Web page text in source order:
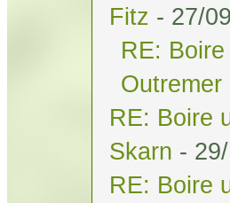
Fitz - 27/
RE:
Outremer
RE: Boire
Skarn -
RE: Boire